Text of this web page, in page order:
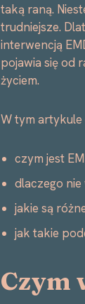
taką raną.
trudniejsze.
interwencją
pojawia się od
życiem.
W tym artykule
czym jest
dlaczego
jakie są
jak takie
Czym